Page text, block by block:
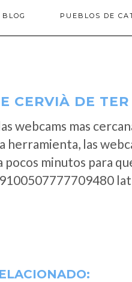
BLOG PUEBLOS DE
CERVIÀ DE TER
webcams mas
herramienta, las
pocos minutos para